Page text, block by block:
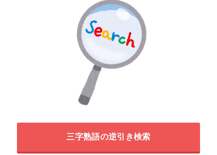
三字熟語の逆引き検索